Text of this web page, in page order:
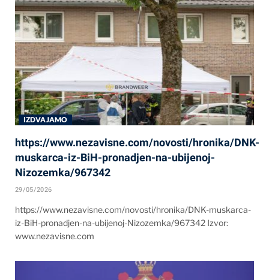
IZDVAJAMO
https://www.nezavisne.com/novosti/hronika/DNK-
muskarca-iz-BiH-pronadjen-na-ubijenoj-
Nizozemka/967342
29/05/2026
https://www.nezavisne.com/novosti/hronika/DNK-muskarca-
iz-BiH-pronadjen-na-ubijenoj-Nizozemka/967342 Izvor:
www.nezavisne.com